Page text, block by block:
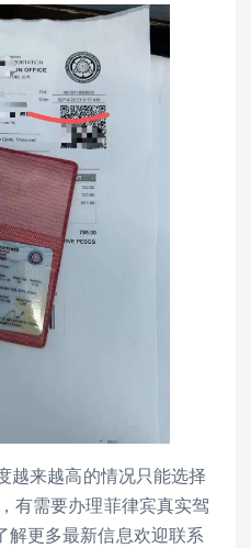
来越高的情况只能选择
有需要办理菲律宾真实驾
解更多最新信息欢迎联系